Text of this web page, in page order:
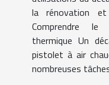
la rénovation
Comprendre le
thermique Un
pistolet à air
nombreuses